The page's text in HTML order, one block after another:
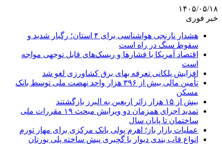
۱۴۰۵/۰۵/۱۸
خبر فوری
هشدار نارنجی هواشناسی برای ۴ استان؛ رگبار شدید و
سقوط سنگ در راه است
اقتصاد آمریکا با فشارها و ریسک‌های قابل توجهی مواجه
است
افزایش پلکانی تعرفه بهای برق کشاورزی لغو شد
تأمین مالی بیش از ۳۹۶ هزار واحد نهضت ملی توسط بانک
مسکن
بیش از ۱۵ هزار زائر اربعین به البرز بازگشتند
تمدید اجرای همزمان دو ویرایش مبحث ۱۹ مقررات ملی
ساختمان تا پایان سال
عملیات بازار باز؛ اهرم پولی بانک مرکزی برای مهار تورم
انواع قاب بندی دیوار با گچبری پیش ساخته پلی یورتان